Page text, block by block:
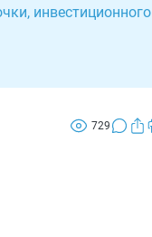
инвестиционного
729